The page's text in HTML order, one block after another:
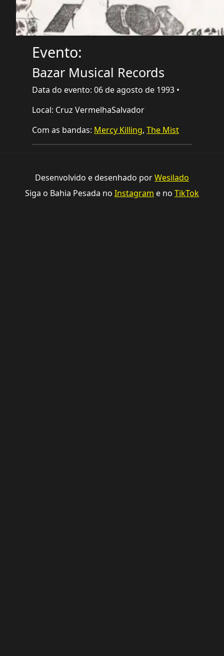
Evento:
Bazar Musical Records
Data do evento: 06 de agosto de 1993 •
Local: Cruz VermelhaSalvador
Com as bandas: Mercy Killing, The Mist
Desenvolvido e desenhado porWesilado
Siga o Bahia Pesada no Instagram e no TikTok